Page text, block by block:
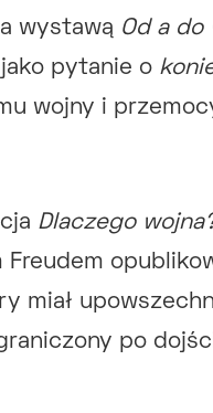
wystawą Od a do
pytanie o
wojny i
Dlaczego
miał
po